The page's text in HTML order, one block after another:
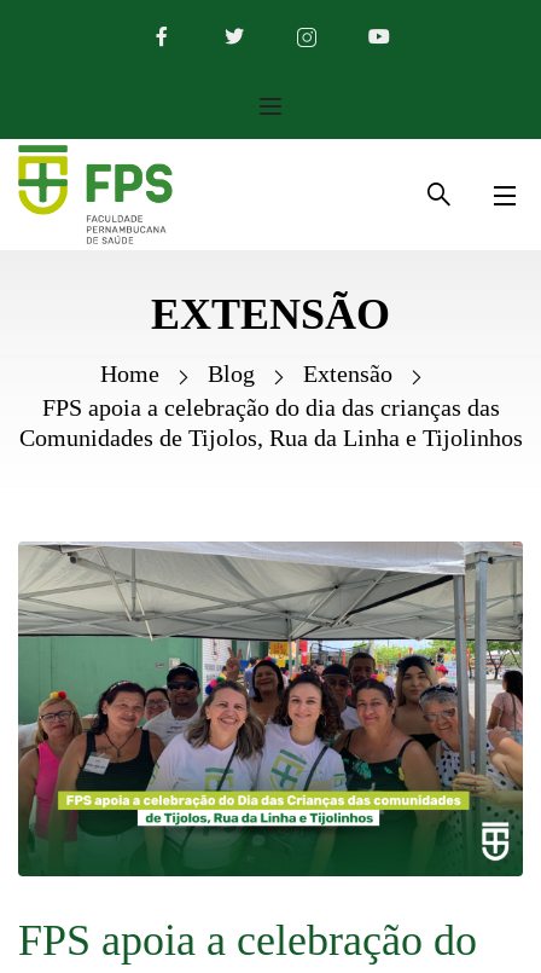
EXTENSÃO
Home Blog
Extensão
FPS apoia a celebração do dia das crianças das
Comunidades de Tijolos, Rua da Linha e Tijolinhos
FPS apoia a celebração do